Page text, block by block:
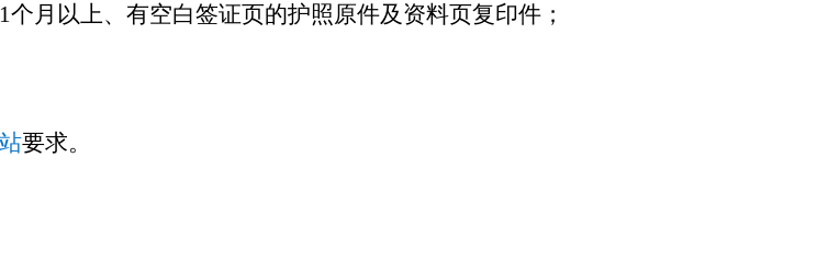
月以上、有空白签证页的护照原件及资料页复印件；
要求。